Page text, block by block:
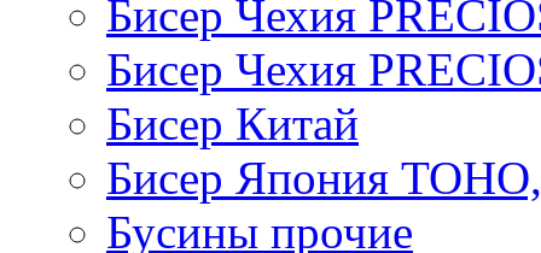
Бисер Чехия
Бисер Чехия
Бисер Китай
Бисер Япония
Бусины прочие